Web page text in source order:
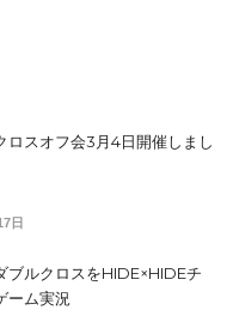
ロスオフ会3月4日開催しまし
日
ブルクロスをHIDE×HIDEチ
ーム実況